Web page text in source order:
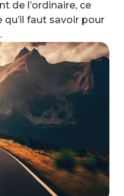
de l’ordinaire, ce
faut savoir pour